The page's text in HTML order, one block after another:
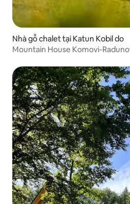
Nhà gỗ chalet tại Katun Kobil do
Mountain House Komovi-